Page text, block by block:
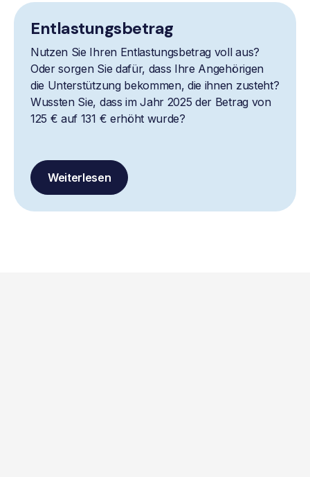
Entlastungsbetrag
Nutzen Sie Ihren Entlastungsbetrag voll aus?
Oder sorgen Sie dafür, dass Ihre Angehörigen
die Unterstützung bekommen, die ihnen zusteht?
Wussten Sie, dass im Jahr 2025 der Betrag von
125 € auf 131 € erhöht wurde?
Weiterlesen